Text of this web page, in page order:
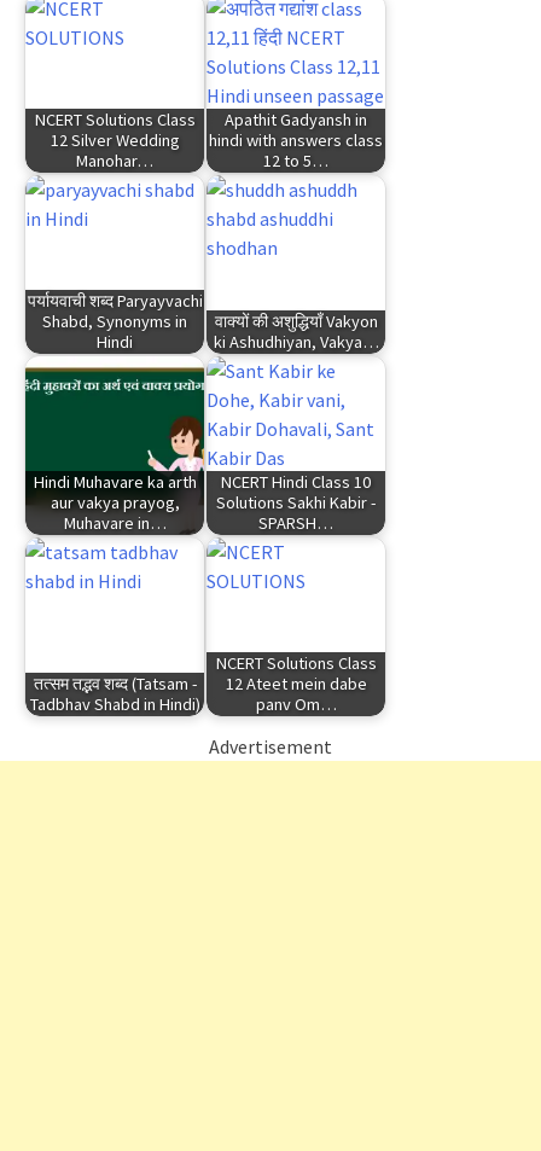
NCERT Solutions Class
12 Silver Wedding
Manohar…
Apathit Gadyansh in
hindi with answers class
12 to 5…
पर्यायवाची शब्द Paryayvachi
Shabd, Synonyms in
Hindi
वाक्यों की अशुद्धियाँ Vakyon
ki Ashudhiyan, Vakya…
Hindi Muhavare ka arth
aur vakya prayog,
Muhavare in…
NCERT Hindi Class 10
Solutions Sakhi Kabir -
SPARSH…
तत्सम तद्भव शब्द (Tatsam -
Tadbhav Shabd in Hindi)
NCERT Solutions Class
12 Ateet mein dabe
panv Om…
Advertisement